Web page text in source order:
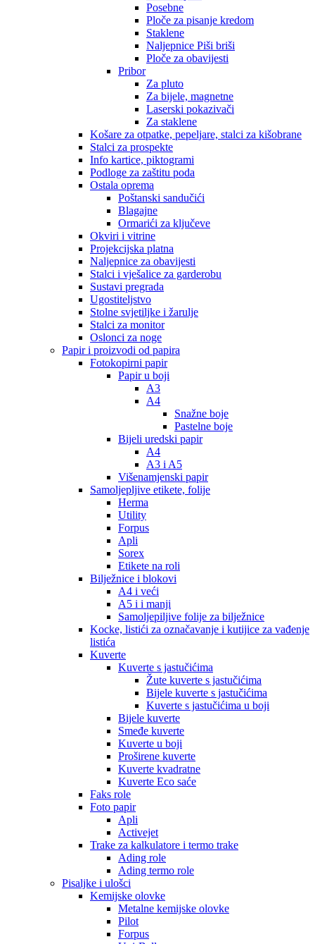
Posebne
Ploče za pisanje kredom
Staklene
Naljepnice Piši briši
Ploče za obavijesti
Pribor
Za pluto
Za bijele, magnetne
Laserski pokazivači
Za staklene
Košare za otpatke, pepeljare, stalci za kišobrane
Stalci za prospekte
Info kartice, piktogrami
Podloge za zaštitu poda
Ostala oprema
Poštanski sandučići
Blagajne
Ormarići za ključeve
Okviri i vitrine
Projekcijska platna
Naljepnice za obavijesti
Stalci i vješalice za garderobu
Sustavi pregrada
Ugostiteljstvo
Stolne svjetiljke i žarulje
Stalci za monitor
Oslonci za noge
Papir i proizvodi od papira
Fotokopirni papir
Papir u boji
A3
A4
Snažne boje
Pastelne boje
Bijeli uredski papir
A4
A3 i A5
Višenamjenski papir
Samoljepljive etikete, folije
Herma
Utility
Forpus
Apli
Sorex
Etikete na roli
Bilježnice i blokovi
A4 i veći
A5 i i manji
Samoljepiljive folije za bilježnice
Kocke, listići za označavanje i kutijice za vađenje
listića
Kuverte
Kuverte s jastučićima
Žute kuverte s jastučićima
Bijele kuverte s jastučićima
Kuverte s jastučićima u boji
Bijele kuverte
Smeđe kuverte
Kuverte u boji
Proširene kuverte
Kuverte kvadratne
Kuverte Eco saće
Faks role
Foto papir
Apli
Activejet
Trake za kalkulatore i termo trake
Ading role
Ading termo role
Pisaljke i ulošci
Kemijske olovke
Metalne kemijske olovke
Pilot
Forpus